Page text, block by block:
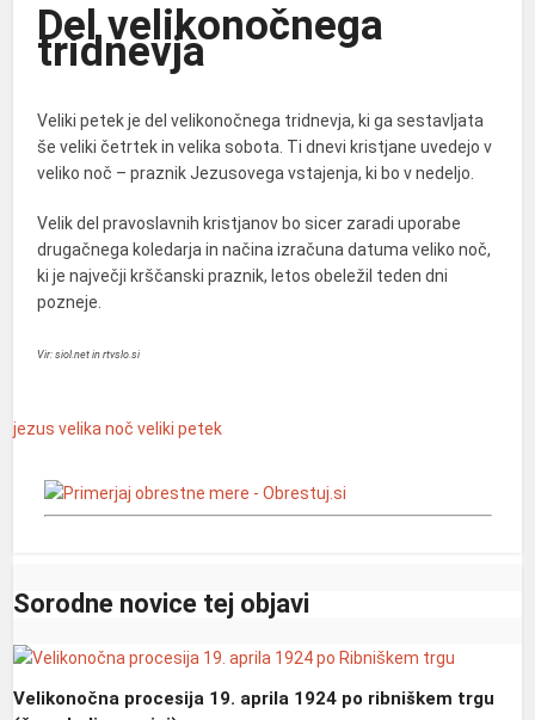
Del velikonočnega
tridnevja
Veliki petek je del velikonočnega tridnevja, ki ga sestavljata
še veliki četrtek in velika sobota. Ti dnevi kristjane uvedejo v
veliko noč – praznik Jezusovega vstajenja, ki bo v nedeljo.
Velik del pravoslavnih kristjanov bo sicer zaradi uporabe
drugačnega koledarja in načina izračuna datuma veliko noč,
ki je največji krščanski praznik, letos obeležil teden dni
pozneje.
Vir: siol.net in rtvslo.si
jezus velika noč veliki petek
Sorodne novice tej objavi
Velikonočna procesija 19. aprila 1924 po ribniškem trgu